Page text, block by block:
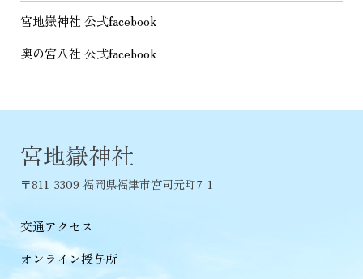
宮地嶽神社 公式facebook
奥の宮八社 公式facebook
宮地嶽神社
〒811-3309 福岡県福津市宮司元町7-1
交通アクセス
オンライン授与所